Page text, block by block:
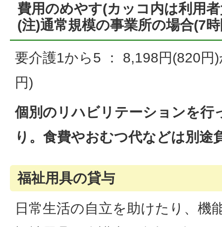
費用のめやす(カッコ内は利用
(注)通常規模の事業所の場合(7
要介護1から5 ： 8,198円(820円
円)
個別のリハビリテーションを行
り。食費やおむつ代などは別途
福祉用具の貸与
日常生活の自立を助けたり、機